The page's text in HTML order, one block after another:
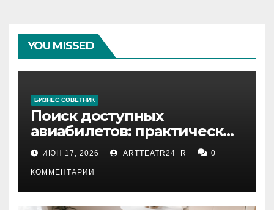
YOU MISSED
БИЗНЕС СОВЕТНИК
Поиск доступных
авиабилетов: практические
рекомендации
ИЮН 17, 2026 ARTTEATR24_R 0
КОММЕНТАРИИ